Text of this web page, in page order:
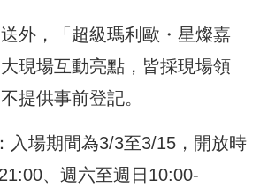
外，「超級瑪利歐・星燦嘉
現場互動亮點，皆採現場領
提供事前登記。
入場期間為3/3至3/15，開放時
、週六至週日10:00-